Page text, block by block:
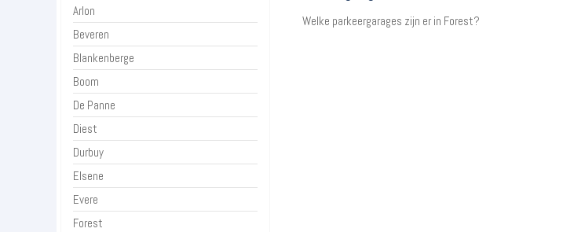
Arlon
Beveren
Blankenberge
Boom
De Panne
Diest
Durbuy
Elsene
Evere
Forest
Welke parkeergarages zijn er in Forest?